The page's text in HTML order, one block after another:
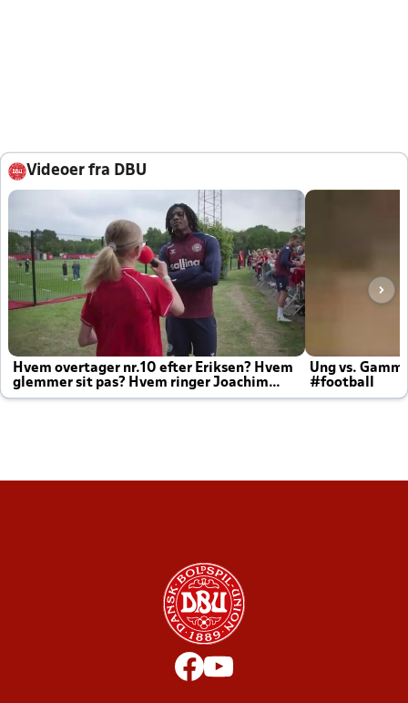
Videoer fra DBU
Hvem overtager nr.10 efter Eriksen? Hvem
glemmer sit pas? Hvem ringer Joachim
altid til efter kampe?
Ung vs.
#football